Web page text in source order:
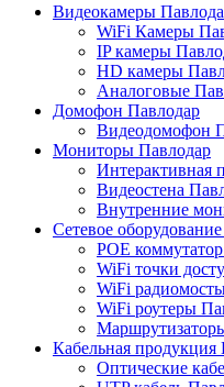
Видеокамеры
WiFi Камеры
IP камеры
HD камеры
Аналоговые
Домофон Павлодар
Видеодомофон
Мониторы Павлодар
Интерактивная
Видеостена
Внутренние
Сетевое
POE
WiFi точки
WiFi
WiFi роутеры
Кабельная продукция
Оптические